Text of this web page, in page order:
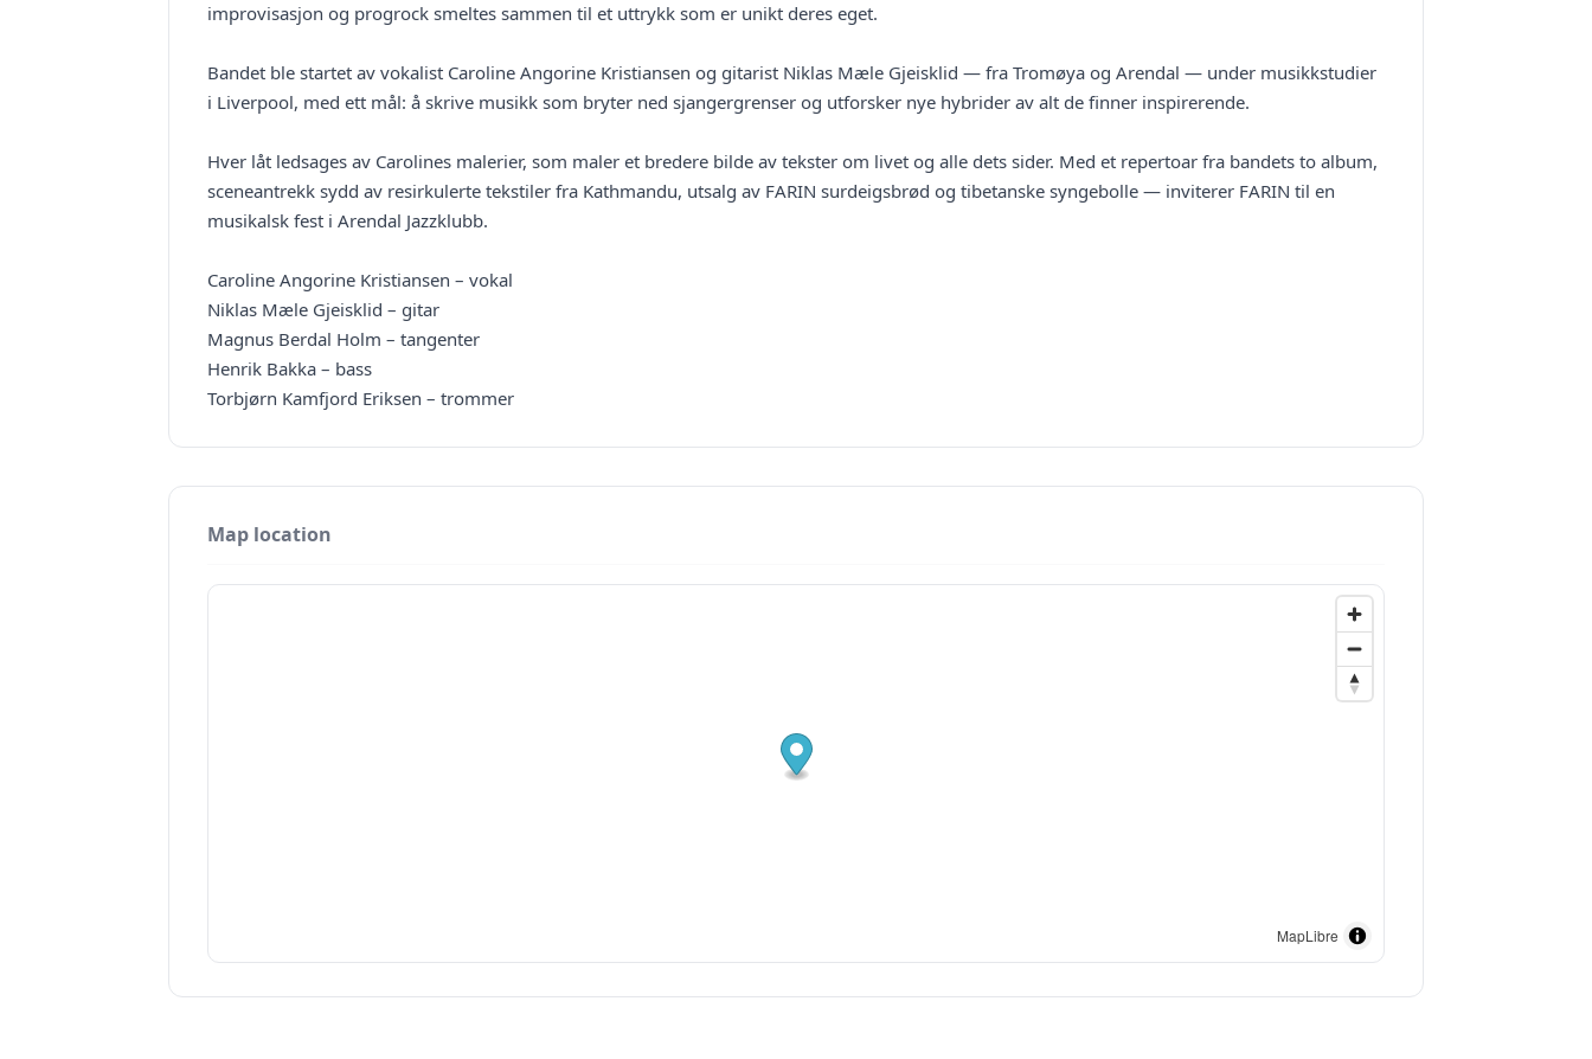
improvisasjon og progrock smeltes sammen til et uttrykk som er unikt deres eget.
Bandet ble startet av vokalist Caroline Angorine Kristiansen og gitarist Niklas Mæle Gjeisklid — fra Tromøya og Arendal — under musikkstudier
i Liverpool, med ett mål: å skrive musikk som bryter ned sjangergrenser og utforsker nye hybrider av alt de finner inspirerende.
Hver låt ledsages av Carolines malerier, som maler et bredere bilde av tekster om livet og alle dets sider. Med et repertoar fra bandets to album,
sceneantrekk sydd av resirkulerte tekstiler fra Kathmandu, utsalg av FARIN surdeigsbrød og tibetanske syngebolle — inviterer FARIN til en
musikalsk fest i Arendal Jazzklubb.
Caroline Angorine Kristiansen – vokal
Niklas Mæle Gjeisklid – gitar
Magnus Berdal Holm – tangenter
Henrik Bakka – bass
Torbjørn Kamfjord Eriksen – trommer
Map location
MapLibre